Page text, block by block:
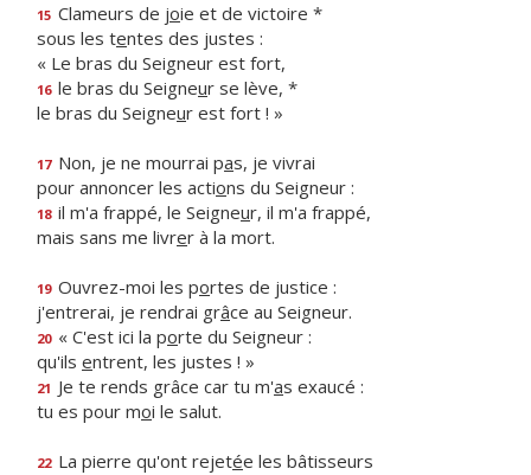
15 Clameurs de joie et de victoire *
sous les tentes des justes :
« Le bras du Seigneur est fort,
16 le bras du Seigneur se lève, *
le bras du Seigneur est fort ! »
17 Non, je ne mourrai pas, je vivrai
pour annoncer les actions du Seigneur :
18 il m'a frappé, le Seigneur, il m'a frappé,
mais sans me livrer à la mort.
19 Ouvrez-moi les portes de justice :
j'entrerai, je rendrai grâce au Seigneur.
20 « C'est ici la porte du Seigneur :
qu'ils entrent, les justes ! »
21 Je te rends grâce car tu m'as exaucé :
tu es pour moi le salut.
22 La pierre qu'ont rejetée les bâtisseurs